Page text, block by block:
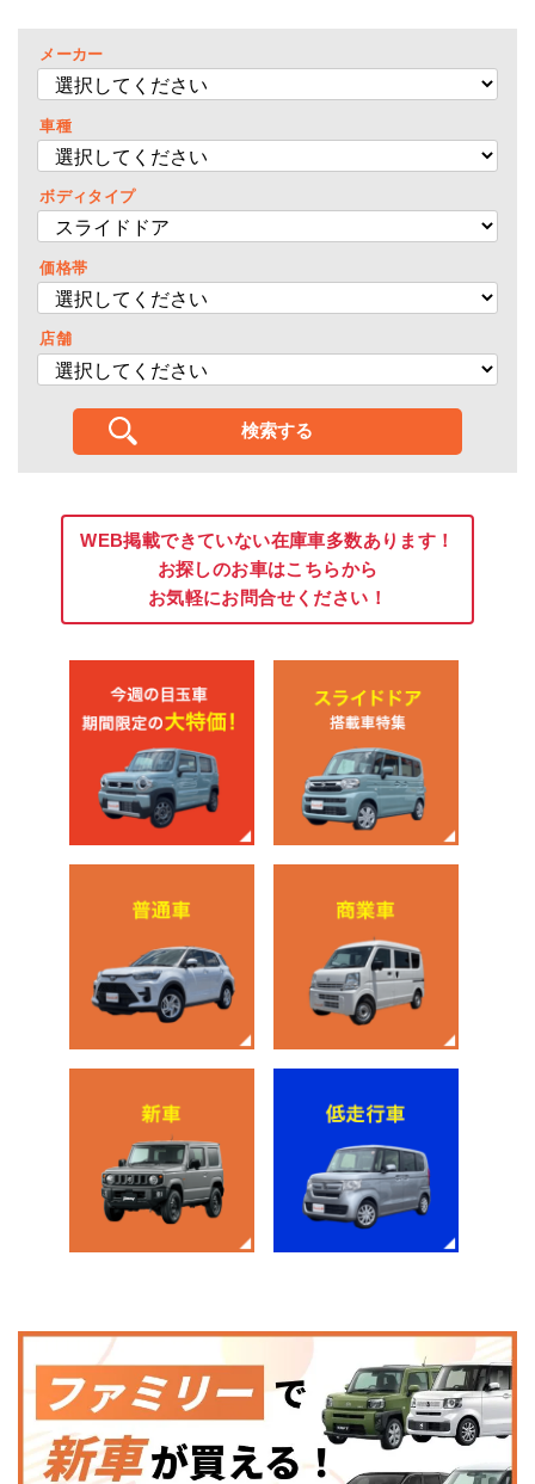
メーカー
車種
ボディタイプ
価格帯
店舗
WEB掲載できていない在庫車多数あります！
お探しのお車はこちらから
お気軽にお問合せください！